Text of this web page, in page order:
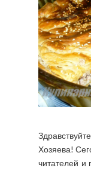
Хозяева!
читателей и